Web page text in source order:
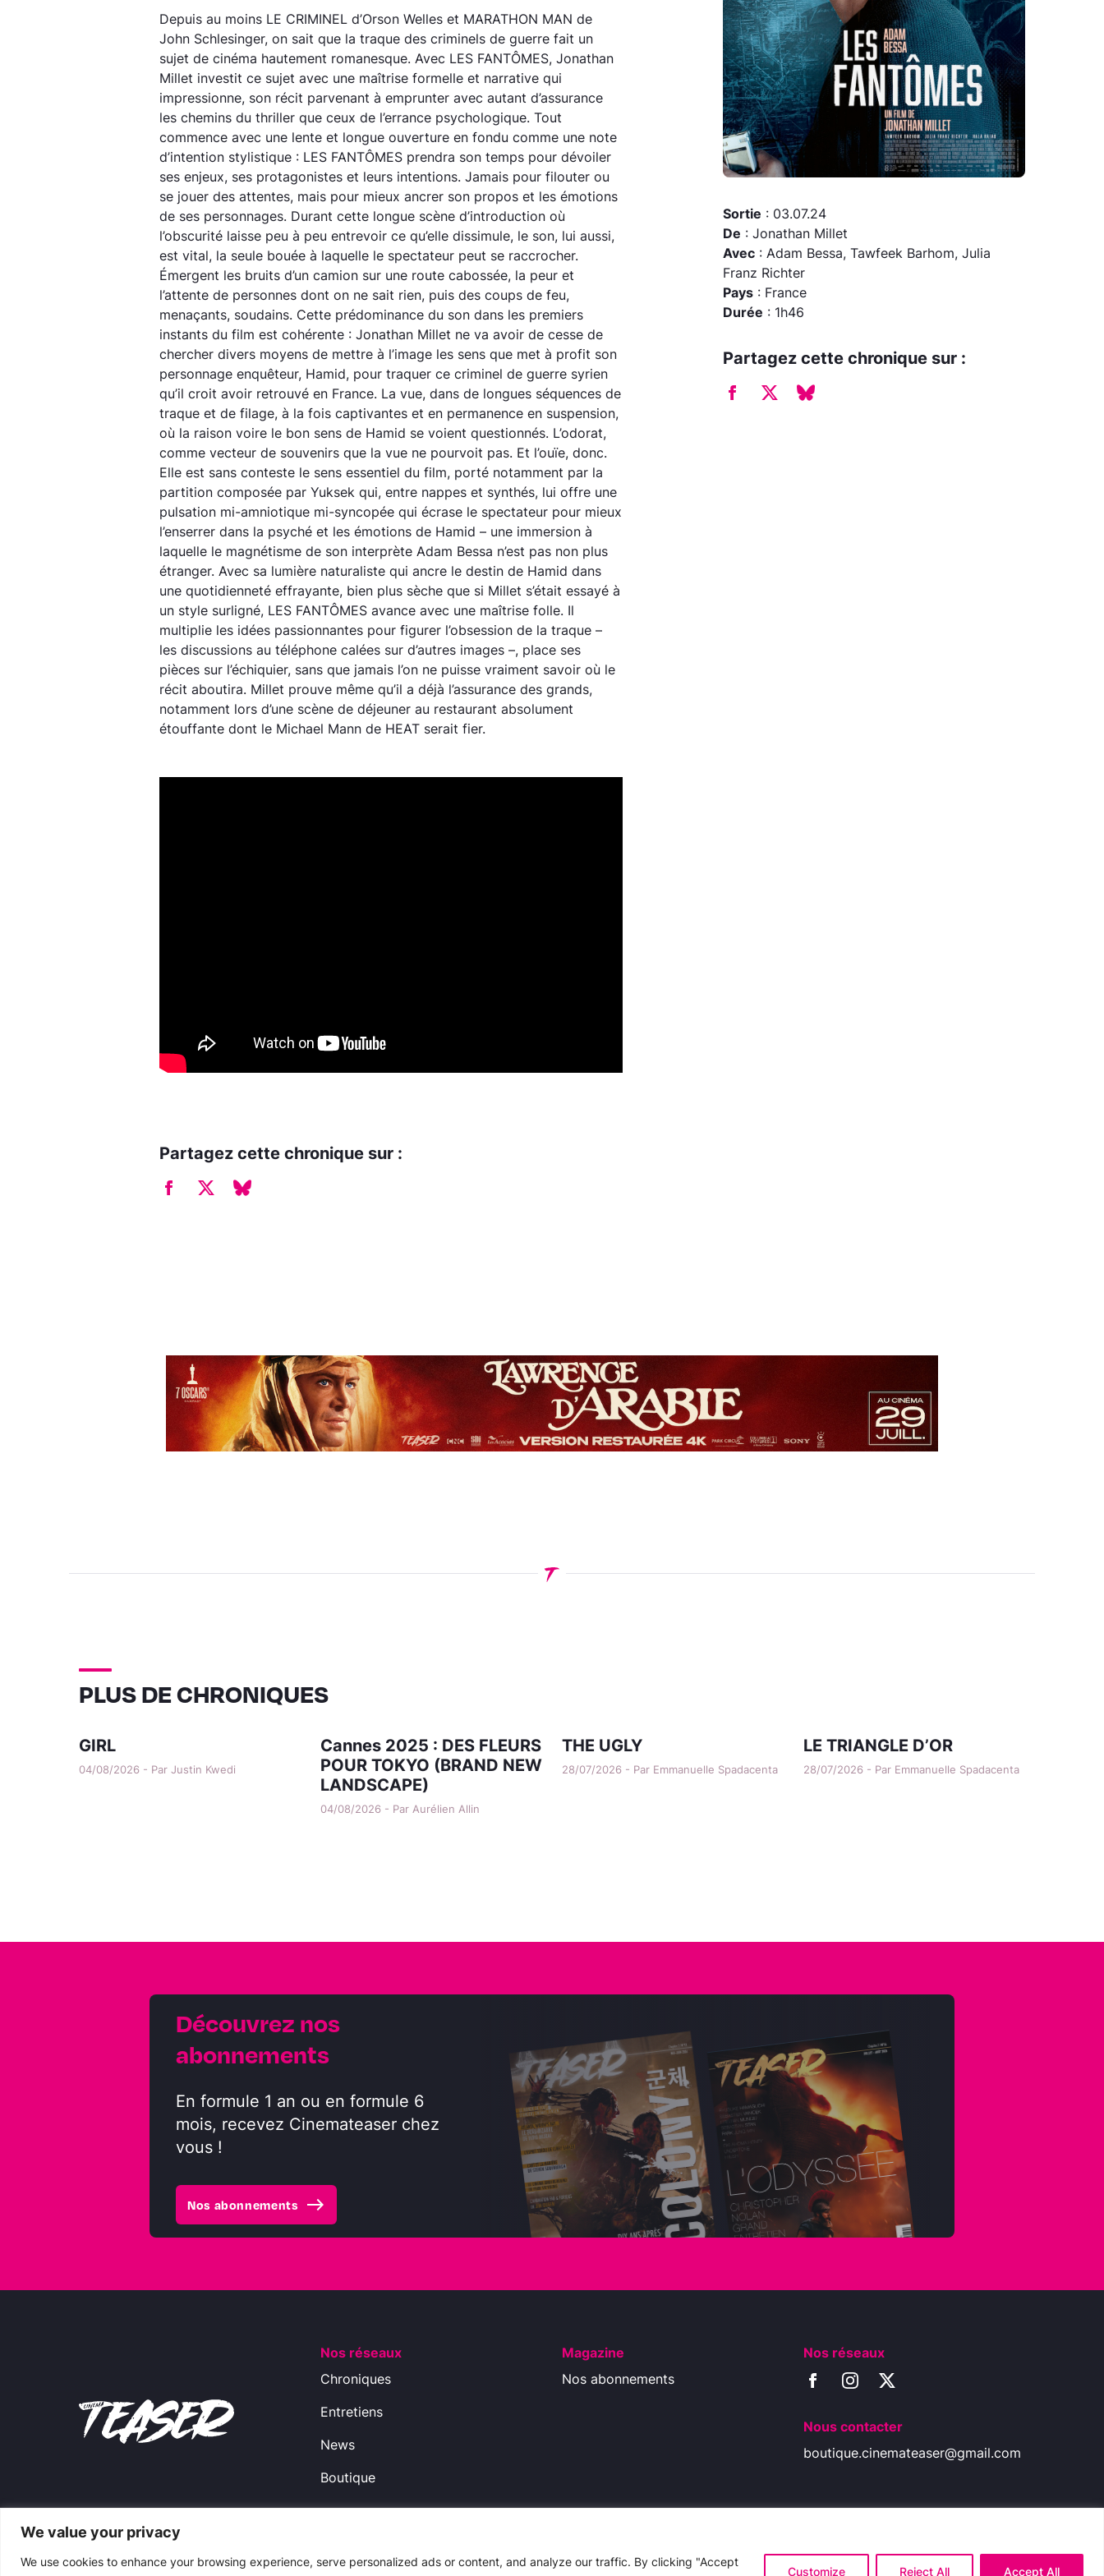
We value your privacy
We use cookies to enhance your browsing experience, serve personalized ads or content, and analyze our traffic. By clicking "Accept
Customize Reject All Accept All
Depuis au moins LE CRIMINEL d’Orson Welles et MARATHON MAN de
John Schlesinger, on sait que la traque des criminels de guerre fait un
sujet de cinéma hautement romanesque. Avec LES FANTÔMES, Jonathan
Millet investit ce sujet avec une maîtrise formelle et narrative qui
impressionne, son récit parvenant à emprunter avec autant d’assurance
les chemins du thriller que ceux de l’errance psychologique. Tout
commence avec une lente et longue ouverture en fondu comme une note
d’intention stylistique : LES FANTÔMES prendra son temps pour dévoiler
ses enjeux, ses protagonistes et leurs intentions. Jamais pour filouter ou
se jouer des attentes, mais pour mieux ancrer son propos et les émotions
de ses personnages. Durant cette longue scène d’introduction où
l’obscurité laisse peu à peu entrevoir ce qu’elle dissimule, le son, lui aussi,
est vital, la seule bouée à laquelle le spectateur peut se raccrocher.
Émergent les bruits d’un camion sur une route cabossée, la peur et
l’attente de personnes dont on ne sait rien, puis des coups de feu,
menaçants, soudains. Cette prédominance du son dans les premiers
instants du film est cohérente : Jonathan Millet ne va avoir de cesse de
chercher divers moyens de mettre à l’image les sens que met à profit son
personnage enquêteur, Hamid, pour traquer ce criminel de guerre syrien
qu’il croit avoir retrouvé en France. La vue, dans de longues séquences de
traque et de filage, à la fois captivantes et en permanence en suspension,
où la raison voire le bon sens de Hamid se voient questionnés. L’odorat,
comme vecteur de souvenirs que la vue ne pourvoit pas. Et l’ouïe, donc.
Elle est sans conteste le sens essentiel du film, porté notamment par la
partition composée par Yuksek qui, entre nappes et synthés, lui offre une
pulsation mi-amniotique mi-syncopée qui écrase le spectateur pour mieux
l’enserrer dans la psyché et les émotions de Hamid – une immersion à
laquelle le magnétisme de son interprète Adam Bessa n’est pas non plus
étranger. Avec sa lumière naturaliste qui ancre le destin de Hamid dans
une quotidienneté effrayante, bien plus sèche que si Millet s’était essayé à
un style surligné, LES FANTÔMES avance avec une maîtrise folle. Il
multiplie les idées passionnantes pour figurer l’obsession de la traque –
les discussions au téléphone calées sur d’autres images –, place ses
pièces sur l’échiquier, sans que jamais l’on ne puisse vraiment savoir où le
récit aboutira. Millet prouve même qu’il a déjà l’assurance des grands,
notamment lors d’une scène de déjeuner au restaurant absolument
étouffante dont le Michael Mann de HEAT serait fier.
Partagez cette chronique sur :
Sortie : 03.07.24
De : Jonathan Millet
Avec : Adam Bessa, Tawfeek Barhom, Julia
Franz Richter
Pays : France
Durée : 1h46
Partagez cette chronique sur :
PLUS DE CHRONIQUES
GIRL
04/08/2026 - Par Justin Kwedi
Cannes 2025 : DES FLEURS
POUR TOKYO (BRAND NEW
LANDSCAPE)
04/08/2026 - Par Aurélien Allin
THE UGLY
28/07/2026 - Par Emmanuelle Spadacenta
LE TRIANGLE D’OR
28/07/2026 - Par Emmanuelle Spadacenta
Découvrez nos
abonnements
En formule 1 an ou en formule 6
mois, recevez Cinemateaser chez
vous !
Nos abonnements east
Nos réseaux
Chroniques
Entretiens
News
Boutique
Magazine
Nos abonnements
Nos réseaux
Nous contacter
boutique.cinemateaser@gmail.com
Copyright © 2009-2024 CinemaTeaser -